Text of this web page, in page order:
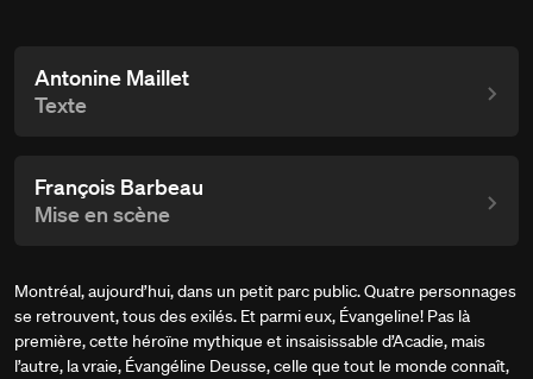
Antonine Maillet
Texte
François Barbeau
Mise en scène
Montréal, aujourd’hui, dans un petit parc public. Quatre personnages
se retrouvent, tous des exilés. Et parmi eux, Évangeline! Pas là
première, cette héroïne mythique et insaisissable d’Acadie, mais
l’autre, la vraie, Évangéline Deusse, celle que tout le monde connaît,